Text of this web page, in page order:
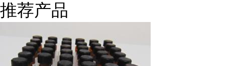
推荐产品